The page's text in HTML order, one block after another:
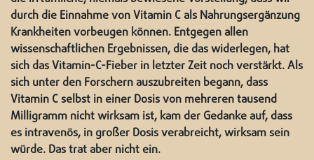
durch die Einnahme von Vitamin C als Nahrungsergänzung
Krankheiten vorbeugen können. Entgegen allen
wissenschaftlichen Ergebnissen, die das widerlegen, hat
sich das Vitamin-C-Fieber in letzter Zeit noch verstärkt. Als
sich unter den Forschern auszubreiten begann, dass
Vitamin C selbst in einer Dosis von mehreren tausend
Milligramm nicht wirksam ist, kam der Gedanke auf, dass
es intravenös, in großer Dosis verabreicht, wirksam sein
würde. Das trat aber nicht ein.